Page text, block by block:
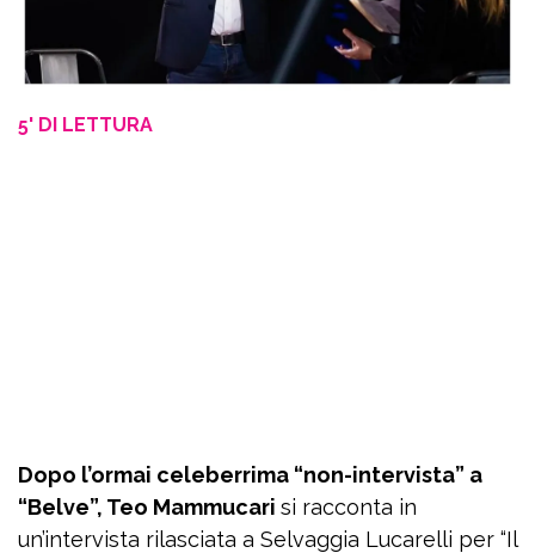
5' DI LETTURA
Dopo l’ormai celeberrima “non-intervista” a
“Belve”, Teo Mammucari si racconta in
un’intervista rilasciata a Selvaggia Lucarelli per “Il